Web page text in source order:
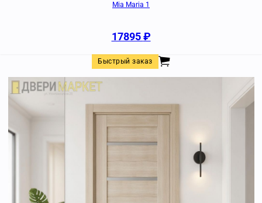
Mia Maria 1
17895₽
Быстрый заказ